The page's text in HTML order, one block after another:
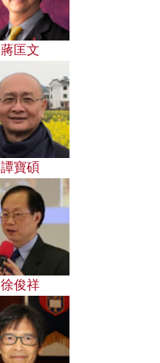
蔣匡文
譚寶碩
徐俊祥